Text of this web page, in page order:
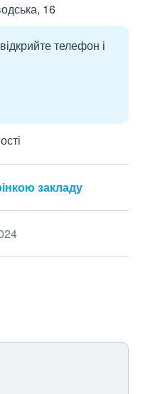
16
телефон і
закладу